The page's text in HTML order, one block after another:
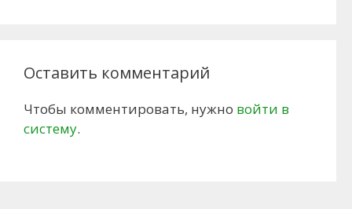
Оставить комментарий
Чтобы комментировать, нужно войти в
систему.